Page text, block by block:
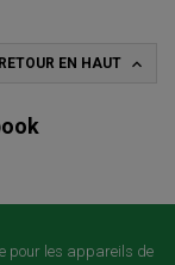
RETOUR EN HAUT 
pour les appareils de